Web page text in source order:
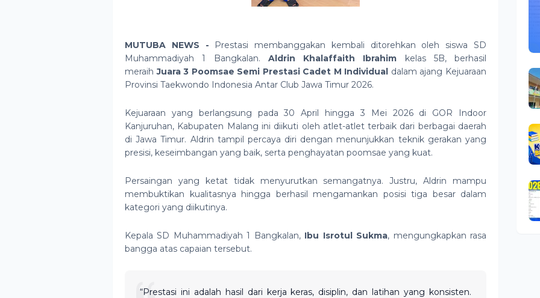
MUTUBA NEWS - Prestasi membanggakan kembali ditorehkan oleh siswa SD
Muhammadiyah 1 Bangkalan. Aldrin Khalaffaith Ibrahim kelas 5B, berhasil
meraihJuara 3 Poomsae Semi Prestasi Cadet M Individual dalam ajang Kejuaraan
Provinsi Taekwondo Indonesia Antar Club Jawa Timur 2026.
Kejuaraan yang berlangsung pada 30 April hingga 3 Mei 2026 di GOR Indoor
Kanjuruhan, Kabupaten Malang ini diikuti oleh atlet-atlet terbaik dari berbagai daerah
di Jawa Timur. Aldrin tampil percaya diri dengan menunjukkan teknik gerakan yang
presisi, keseimbangan yang baik, serta penghayatan poomsae yang kuat.
Persaingan yang ketat tidak menyurutkan semangatnya. Justru, Aldrin mampu
membuktikan kualitasnya hingga berhasil mengamankan posisi tiga besar dalam
kategori yang diikutinya.
Kepala SD Muhammadiyah 1 Bangkalan, Ibu Isrotul Sukma, mengungkapkan rasa
bangga atas capaian tersebut.
“Prestasi ini adalah hasil dari kerja keras, disiplin, dan latihan yang konsisten.